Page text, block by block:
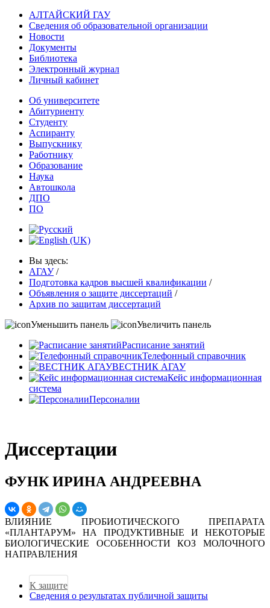
АЛТАЙСКИЙ ГАУ
Сведения об образовательной организации
Новости
Документы
Библиотека
Электронный журнал
Личный кабинет
Об университете
Абитуриенту
Студенту
Аспиранту
Выпускнику
Работнику
Образование
Наука
Автошкола
ДПО
ПО
Вы здесь:
АГАУ /
Подготовка кадров высшей квалификации /
Объявления о защите диссертаций /
Архив по защитам диссертаций
Уменьшить панель
Увеличить панель
Расписание занятий
Телефонный справочник
ВЕСТНИК АГАУ
Кейс информационная
система
Персоналии
Диссертации
ФУНК ИРИНА АНДРЕЕВНА
ВЛИЯНИЕ ПРОБИОТИЧЕСКОГО ПРЕПАРАТА
«ПЛАНТАРУМ» НА ПРОДУКТИВНЫЕ И НЕКОТОРЫЕ
БИОЛОГИЧЕСКИЕ ОСОБЕННОСТИ КОЗ МОЛОЧНОГО
НАПРАВЛЕНИЯ
К защите
Сведения о результатах публичной защиты